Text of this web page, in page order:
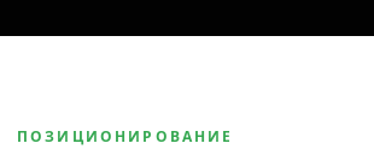
ПОЗИЦИОНИРОВАНИЕ